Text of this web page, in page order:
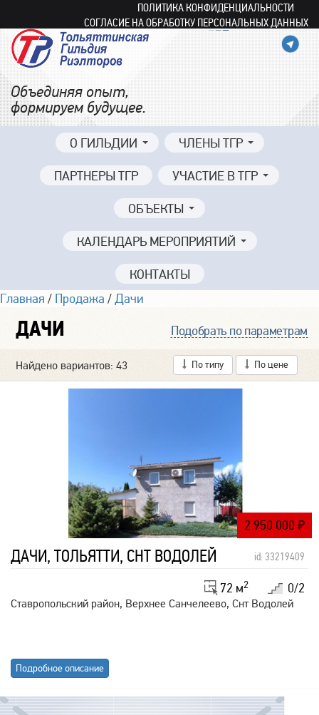
ПОЛИТИКА КОНФИДЕНЦИАЛЬНОСТИ
СОГЛАСИЕ НА ОБРАБОТКУ ПЕРСОНАЛЬНЫХ ДАННЫХ
Объединяя опыт,
формируем будущее.
О ГИЛЬДИИ ЧЛЕНЫ ТГР
ПАРТНЕРЫ ТГР УЧАСТИЕ В ТГР
ОБЪЕКТЫ
КАЛЕНДАРЬ МЕРОПРИЯТИЙ
КОНТАКТЫ
Главная / Продажа /Дачи
ДАЧИ Подобрать по параметрам
Найдено вариантов: 43 По типу По цене
2 950 000 ₽
ДАЧИ, ТОЛЬЯТТИ, СНТ ВОДОЛЕЙ id: 33219409
0/2
72 м2
Ставропольский район, Верхнее Санчелеево, Снт Водолей
Подробное описание